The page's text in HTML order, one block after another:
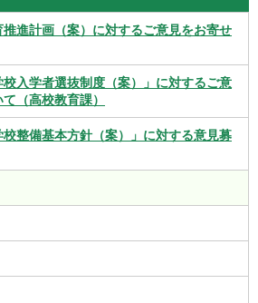
進計画（案）に対するご意見をお寄せ
校入学者選抜制度（案）」に対するご意
（高校教育課）
校整備基本方針（案）」に対する意見募